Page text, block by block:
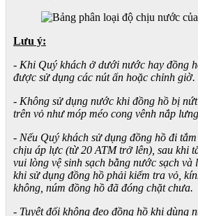
Lưu ý:
- Khi Quý khách ở dưới nước hay đồng
được sử dụng các nút ấn hoặc chỉnh giờ.
- Không sử dụng nước khi đồng hồ bị
trên vỏ như móp méo cong vênh nắp
- Nếu Quý khách sử dụng đồng hồ đi
chịu áp lực (từ 20 ATM trở lên), sau khi
vui lòng vệ sinh sạch bằng nước sạch
khi sử dụng đồng hồ phải kiểm tra vỏ,
không, núm đồng hồ đã đóng chặt chưa.
- Tuyệt đối không đeo đồng hồ khi dùng